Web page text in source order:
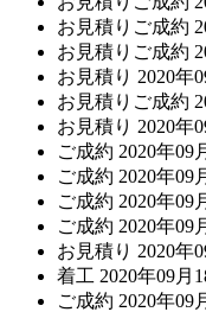
お見積り ご成約
お見積り ご成約
お見積り 2020年
お見積り ご成約
お見積り 2020年
ご成約 2020年09
ご成約 2020年09
ご成約 2020年09
ご成約 2020年09
お見積り 2020年
着工 2020年09月
ご成約 2020年09